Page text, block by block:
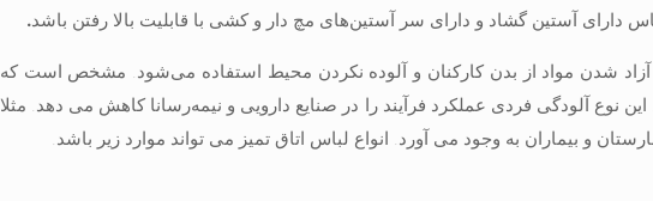
دارای آستين گشاد و دارای سر آستين‌های مچ دار و كشی با قابليت بالا رفتن باشد.
شدن مواد از بدن کارکنان و آلوده نکردن محیط استفاده می‌شود. مشخص است که
این نوع آلودگی فردی عملکرد فرآیند را در صنایع دارویی و نیمه‌رسانا کاهش می دهد. مثلا
و بیماران به وجود می آورد. انواع لباس اتاق تمیز می تواند موارد زیر باشد.